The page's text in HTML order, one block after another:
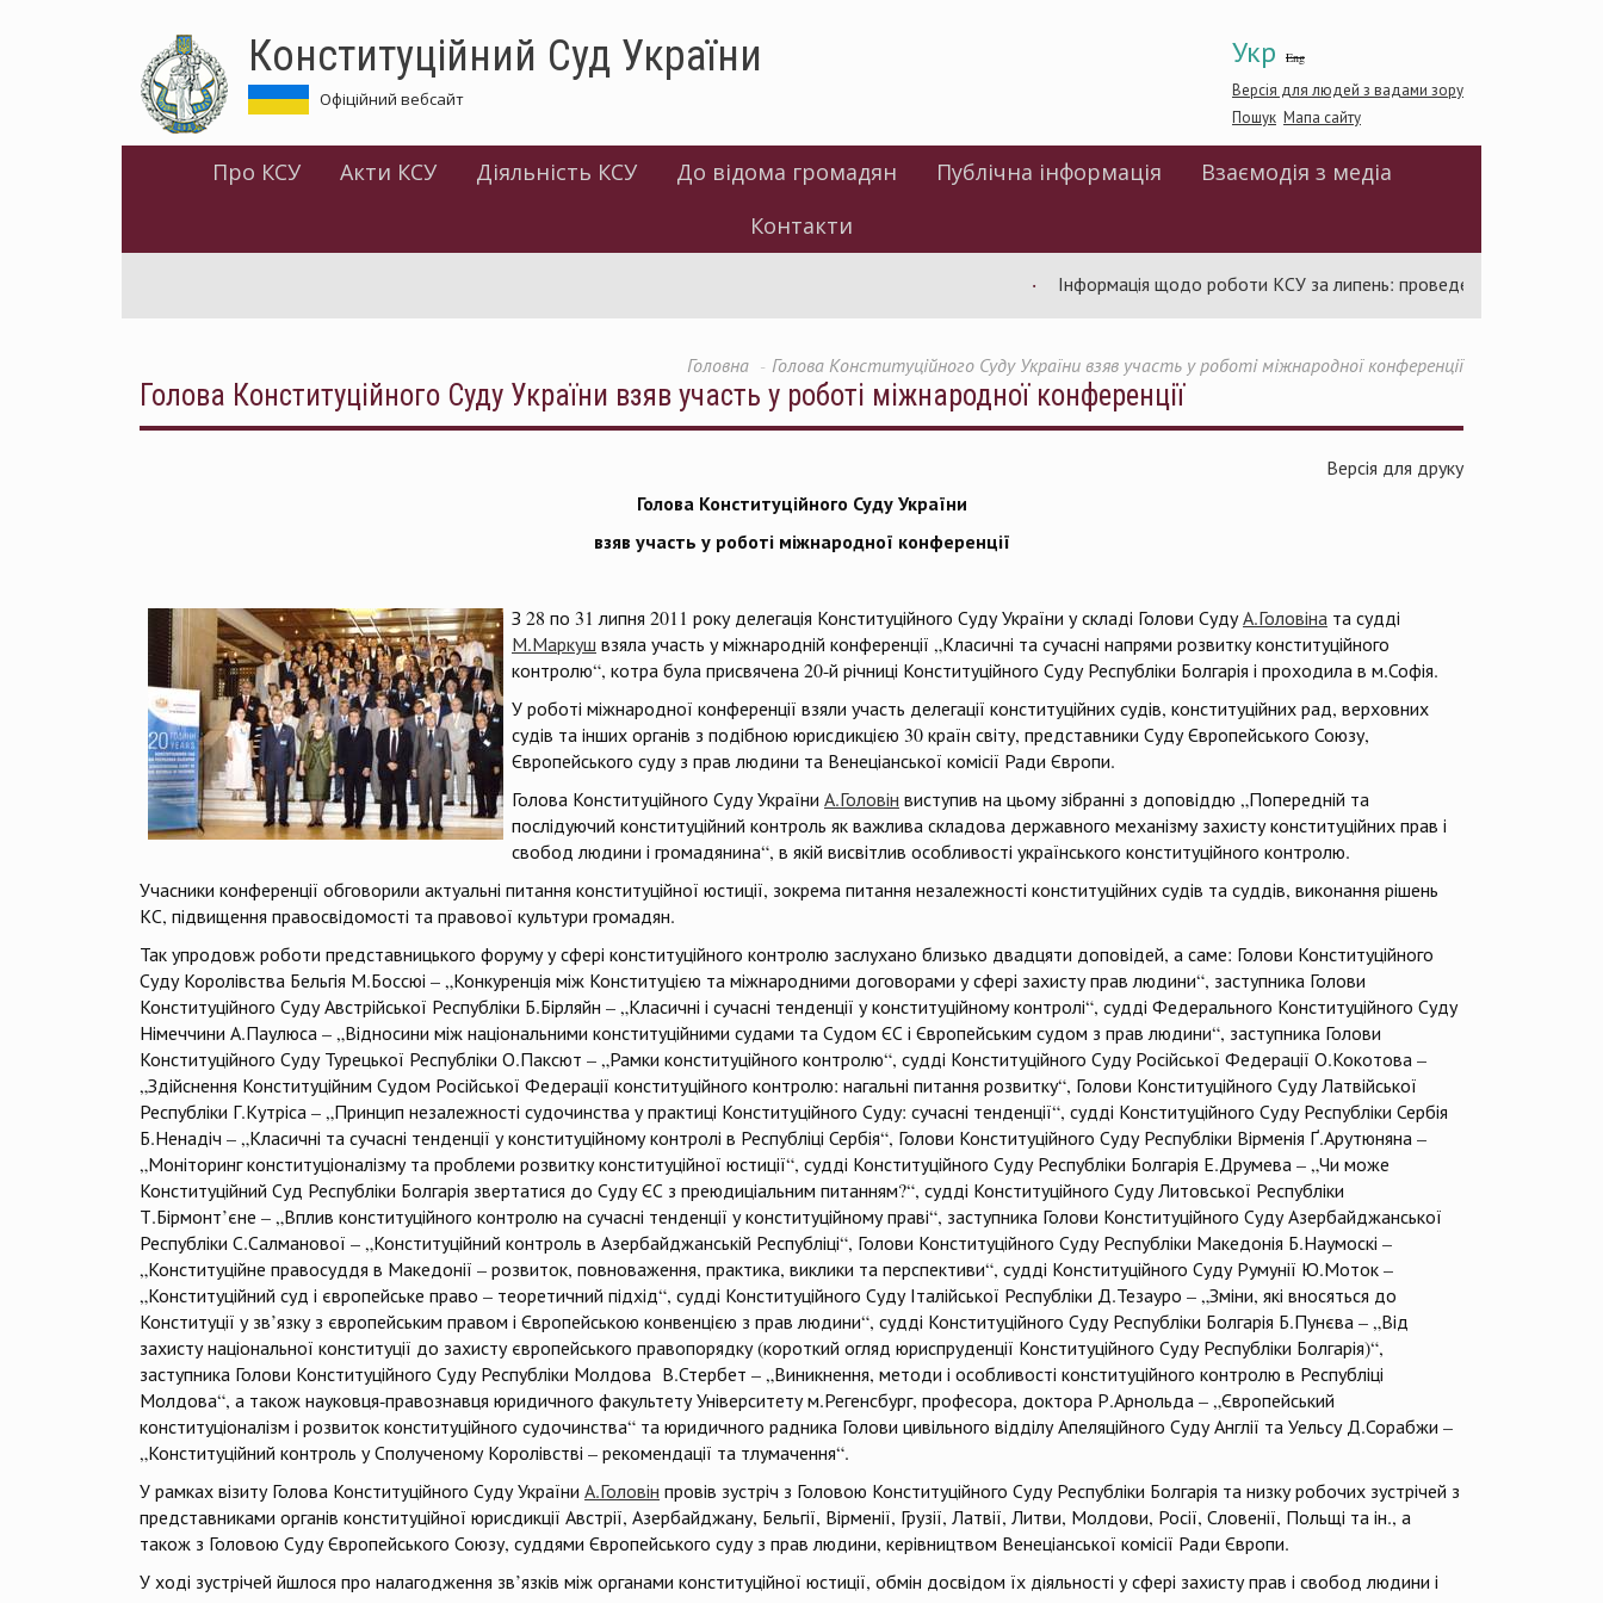
Укр Eng
Версія для людей з вадами зору
Пошук Мапа сайту
Конституційний Суд України
Офіційний вебсайт
Про КСУ Акти КСУ Діяльність КСУ До відома громадян Публічна інформація
Взаємодія з медіа
Контакти
Інформація щодо роботи КСУ за липень: проведено 94 засідання та
Головна Голова Конституційного Суду України взяв участь у роботі міжнародної конференції
Голова Конституційного Суду України взяв участь у роботі міжнародної конференції
Версія для друку
Голова Конституційного Суду України
взяв участь у роботі міжнародної конференції
З 28 по 31 липня 2011 року делегація Конституційного Суду України у складі Голови СудуА.Головіна та судді
М.Маркуш взяла участь у міжнародній конференції „Класичні та сучасні напрями розвитку конституційного
контролю“, котра була присвячена 20-й річниці Конституційного Суду Республіки Болгарія і проходила в м.Софія.
У роботі міжнародної конференції взяли участь делегації конституційних судів, конституційних рад, верховних
судів та інших органів з подібною юрисдикцією 30 країн світу, представники Суду Європейського Союзу,
Європейського суду з прав людини та Венеціанської комісії Ради Європи.
Голова Конституційного Суду України А.Головін виступив на цьому зібранні з доповіддю „Попередній та
послідуючий конституційний контроль як важлива складова державного механізму захисту конституційних прав і
свобод людини і громадянина“, в якій висвітлив особливості українського конституційного контролю.
Учасники конференції обговорили актуальні питання конституційної юстиції, зокрема питання незалежності конституційних судів та суддів, виконання рішень
КС, підвищення правосвідомості та правової культури громадян.
Так упродовж роботи представницького форуму у сфері конституційного контролю заслухано близько двадцяти доповідей, а саме: Голови Конституційного
Суду Королівства Бельгія М.Боссюі – „Конкуренція між Конституцією та міжнародними договорами у сфері захисту прав людини“, заступника Голови
Конституційного Суду Австрійської Республіки Б.Бірляйн – „Класичні і сучасні тенденції у конституційному контролі“, судді Федерального Конституційного Суду
Німеччини А.Паулюса – „Відносини між національними конституційними судами та Судом ЄС і Європейським судом з прав людини“, заступника Голови
Конституційного Суду Турецької Республіки О.Паксют – „Рамки конституційного контролю“, судді Конституційного Суду Російської Федерації О.Кокотова –
„Здійснення Конституційним Судом Російської Федерації конституційного контролю: нагальні питання розвитку“, Голови Конституційного Суду Латвійської
Республіки Г.Кутріса – „Принцип незалежності судочинства у практиці Конституційного Суду: сучасні тенденції“, судді Конституційного Суду Республіки Сербія
Б.Ненадіч – „Класичні та сучасні тенденції у конституційному контролі в Республіці Сербія“, Голови Конституційного Суду Республіки Вірменія Ґ.Арутюняна –
„Моніторинг конституціоналізму та проблеми розвитку конституційної юстиції“, судді Конституційного Суду Республіки Болгарія Е.Друмева – „Чи може
Конституційний Суд Республіки Болгарія звертатися до Суду ЄС з преюдиціальним питанням?“, судді Конституційного Суду Литовської Республіки
Т.Бірмонт’єне – „Вплив конституційного контролю на сучасні тенденції у конституційному праві“, заступника Голови Конституційного Суду Азербайджанської
Республіки С.Салманової – „Конституційний контроль в Азербайджанській Республіці“, Голови Конституційного Суду Республіки Македонія Б.Наумоскі –
„Конституційне правосуддя в Македонії – розвиток, повноваження, практика, виклики та перспективи“, судді Конституційного Суду Румунії Ю.Моток –
„Конституційний суд і європейське право – теоретичний підхід“, судді Конституційного Суду Італійської Республіки Д.Тезауро – „Зміни, які вносяться до
Конституції у зв’язку з європейським правом і Європейською конвенцією з прав людини“, судді Конституційного Суду Республіки Болгарія Б.Пунєва – „Від
захисту національної конституції до захисту європейського правопорядку (короткий огляд юриспруденції Конституційного Суду Республіки Болгарія)“,
заступника Голови Конституційного Суду Республіки Молдова В.Стербет – „Виникнення, методи і особливості конституційного контролю в Республіці
Молдова“, а також науковця-правознавця юридичного факультету Університету м.Регенсбург, професора, доктора Р.Арнольда – „Європейський
конституціоналізм і розвиток конституційного судочинства“ та юридичного радника Голови цивільного відділу Апеляційного Суду Англії та Уельсу Д.Сорабжи –
„Конституційний контроль у Сполученому Королівстві – рекомендації та тлумачення“.
У рамках візиту Голова Конституційного Суду України А.Головін провів зустріч з Головою Конституційного Суду Республіки Болгарія та низку робочих зустрічей з
представниками органів конституційної юрисдикції Австрії, Азербайджану, Бельгії, Вірменії, Грузії, Латвії, Литви, Молдови, Росії, Словенії, Польщі та ін., а
також з Головою Суду Європейського Союзу, суддями Європейського суду з прав людини, керівництвом Венеціанської комісії Ради Європи.
У ході зустрічей йшлося про налагодження зв’язків між органами конституційної юстиції, обмін досвідом їх діяльності у сфері захисту прав і свобод людини і